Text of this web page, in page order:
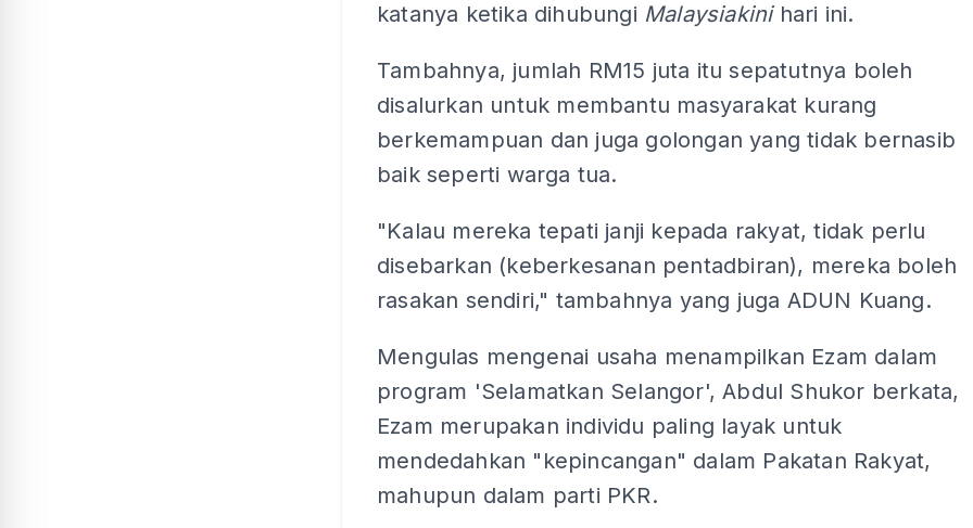
katanya ketika dihubungi Malaysiakini hari ini.
Tambahnya, jumlah RM15 juta itu sepatutnya boleh
disalurkan untuk membantu masyarakat kurang
berkemampuan dan juga golongan yang tidak bernasib
baik seperti warga tua.
"Kalau mereka tepati janji kepada rakyat, tidak perlu
disebarkan (keberkesanan pentadbiran), mereka boleh
rasakan sendiri," tambahnya yang juga ADUN Kuang.
Mengulas mengenai usaha menampilkan Ezam dalam
program 'Selamatkan Selangor', Abdul Shukor berkata,
Ezam merupakan individu paling layak untuk
mendedahkan "kepincangan" dalam Pakatan Rakyat,
mahupun dalam parti PKR.